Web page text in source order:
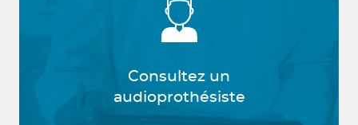
Consultez un
audioprothésiste